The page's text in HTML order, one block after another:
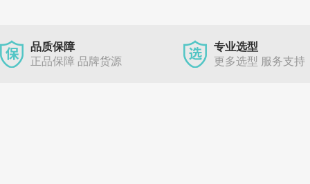
品质保障
正品保障 品牌货源
专业选型
更多选型 服务支持